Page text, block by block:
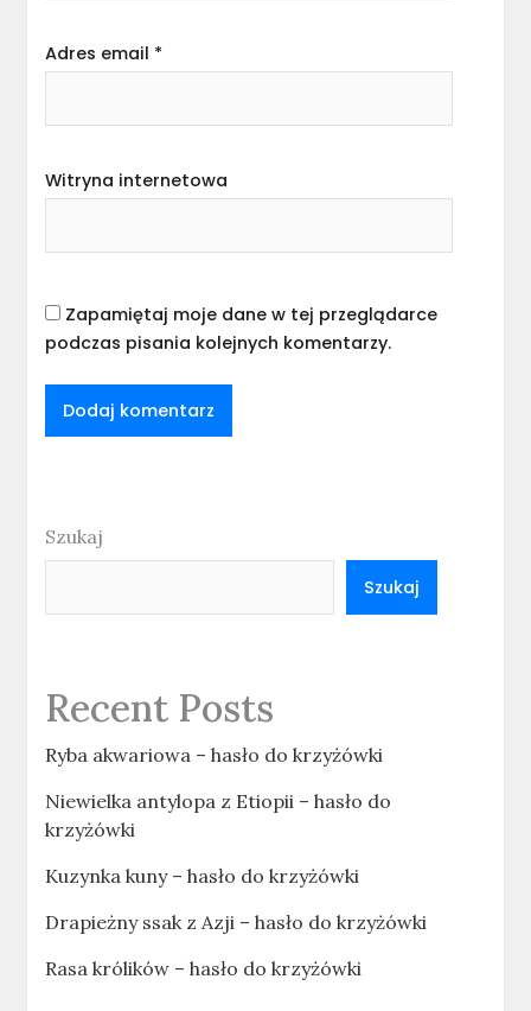
Adres email *
Witryna internetowa
Zapamiętaj moje dane w tej przeglądarce
podczas pisania kolejnych komentarzy.
Szukaj
Szukaj
Recent Posts
Ryba akwariowa – hasło do krzyżówki
Niewielka antylopa z Etiopii – hasło do
krzyżówki
Kuzynka kuny – hasło do krzyżówki
Drapieżny ssak z Azji – hasło do krzyżówki
Rasa królików – hasło do krzyżówki